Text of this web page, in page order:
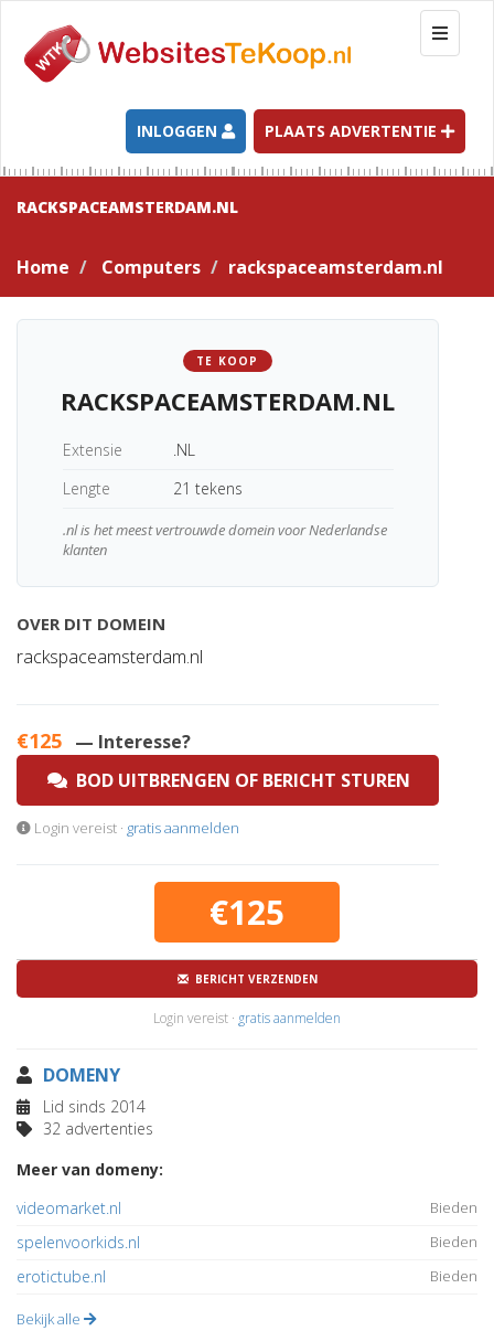
T
o
g
l
e
n
g
a
t
INLOGGEN PLAATS ADVERTENTIE
RACKSPACEAMSTERDAM.NL
Home Computers rackspaceamsterdam.nl
TE KOOP
RACKSPACEAMSTERDAM.NL
Extensie
.NL
Lengte
21 tekens
.nl is het meest vertrouwde domein voor Nederlandse
klanten
OVER DIT DOMEIN
rackspaceamsterdam.nl
€125 — Interesse?
BOD UITBRENGEN OF BERICHT STUREN
Login vereist · gratis aanmelden
€125
BERICHT VERZENDEN
Login vereist · gratis aanmelden
DOMENY
Lid sinds 2014
32 advertenties
Meer van domeny:
videomarket.nl
Bieden
spelenvoorkids.nl Bieden
erotictube.nl Bieden
Bekijk alle